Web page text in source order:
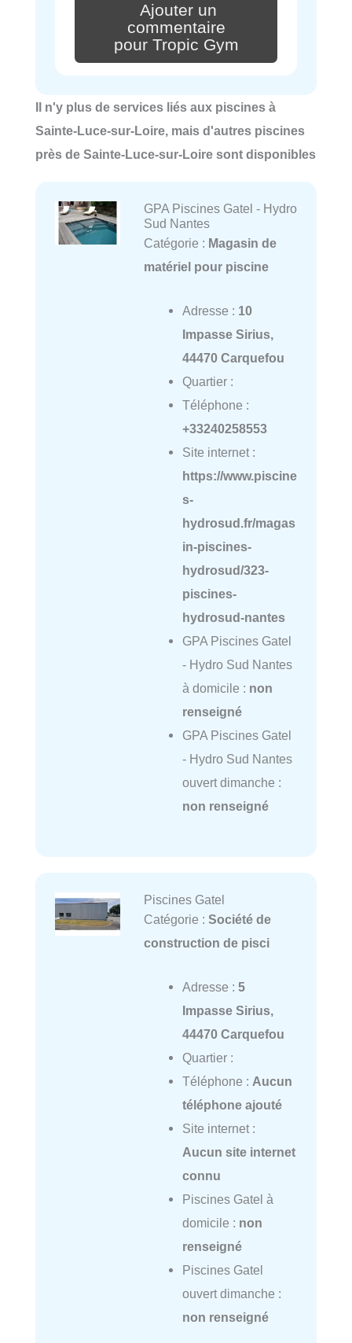
Ajouter un
commentaire
pour Tropic Gym
Il n'y plus de services liés aux piscines à
Sainte-Luce-sur-Loire, mais d'autres piscines
près de Sainte-Luce-sur-Loire sont disponibles
GPA Piscines Gatel - Hydro
Sud Nantes
Catégorie : Magasin de
matériel pour piscine
Adresse : 10
Impasse Sirius,
44470 Carquefou
Quartier :
Téléphone :
+33240258553
Site internet :
https://www.piscine
s-
hydrosud.fr/magas
in-piscines-
hydrosud/323-
piscines-
hydrosud-nantes
GPA Piscines Gatel
- Hydro Sud Nantes
à domicile : non
renseigné
GPA Piscines Gatel
- Hydro Sud Nantes
ouvert dimanche :
non renseigné
Piscines Gatel
Catégorie : Société de
construction de pisci
Adresse : 5
Impasse Sirius,
44470 Carquefou
Quartier :
Téléphone : Aucun
téléphone ajouté
Site internet :
Aucun site internet
connu
Piscines Gatel à
domicile : non
renseigné
Piscines Gatel
ouvert dimanche :
non renseigné